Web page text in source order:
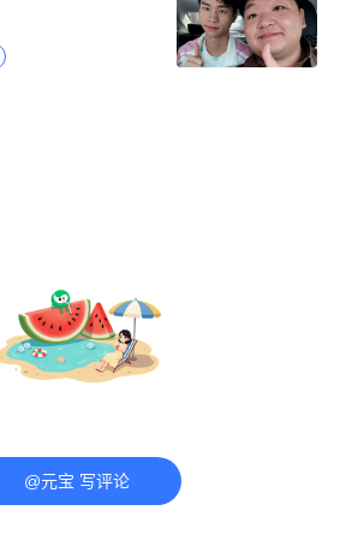
@元宝 写评论